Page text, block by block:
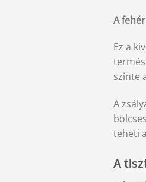
A
Ez a
szinte
A
teheti
A